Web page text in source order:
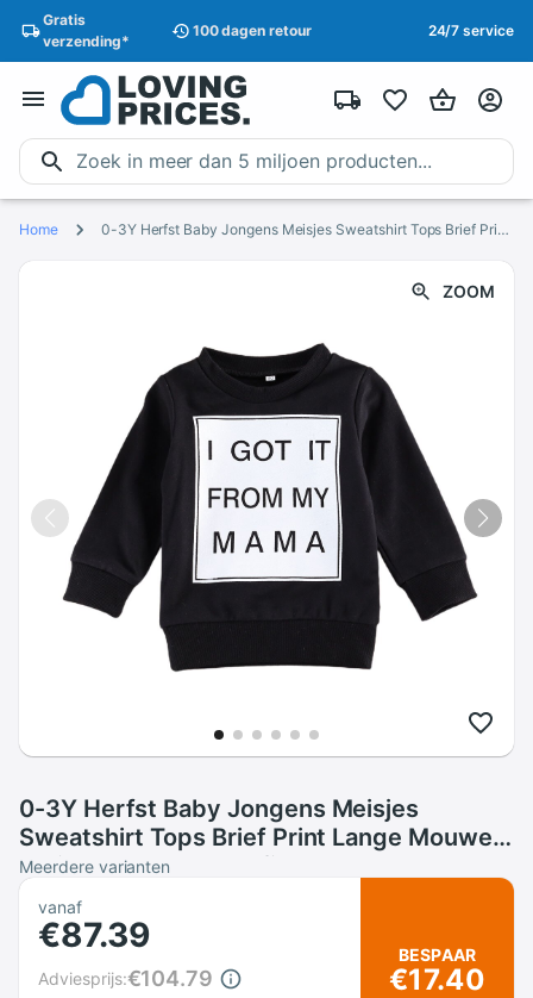
Gratis
verzending*
100 dagen retour 24/7 service
Home 0-3Y Herfst Baby Jongens Meisjes Sweatshirt Tops Brief Print Lange Mouwen Trui Katoen Tops Outfits
ZOOM
0-3Y Herfst Baby Jongens Meisjes
Sweatshirt Tops Brief Print Lange Mouwen
Trui Katoen Tops Outfits
Meerdere varianten
vanaf
€87.39
Adviesprijs:€104.79
BESPAAR
€17.40